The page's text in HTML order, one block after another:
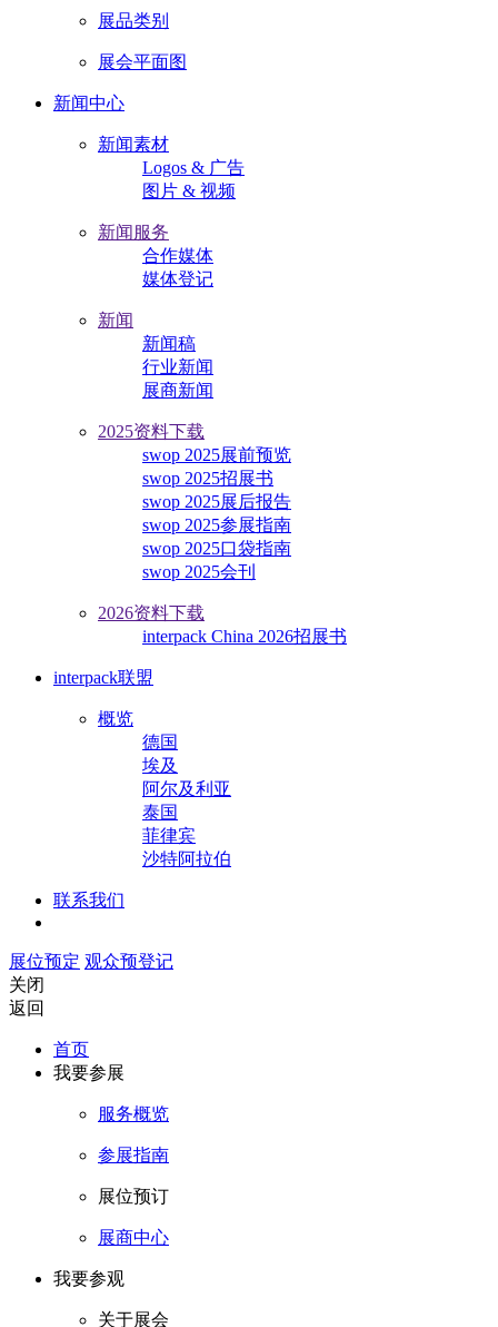
展品类别
展会平面图
新闻中心
新闻素材
Logos & 广告
图片 & 视频
新闻服务
合作媒体
媒体登记
新闻
新闻稿
行业新闻
展商新闻
2025资料下载
swop 2025展前预览
swop 2025招展书
swop 2025展后报告
swop 2025参展指南
swop 2025口袋指南
swop 2025会刊
2026资料下载
interpack China 2026招展书
interpack联盟
概览
德国
埃及
阿尔及利亚
泰国
菲律宾
沙特阿拉伯
联系我们
展位预定 观众预登记
关闭
返回
首页
我要参展
服务概览
参展指南
展位预订
展商中心
我要参观
关于展会